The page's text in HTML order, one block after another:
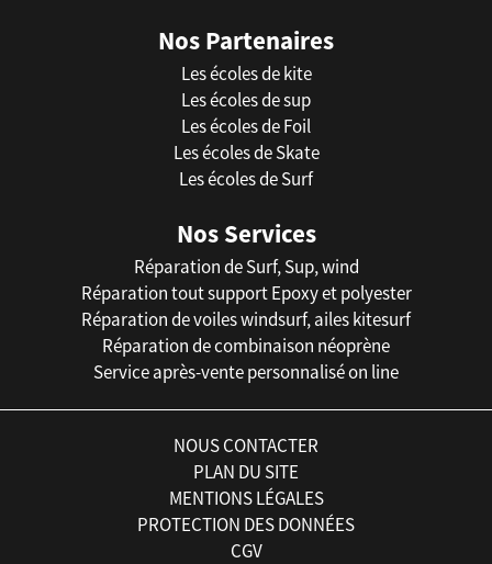
Nos Partenaires
Les écoles de kite
Les écoles de sup
Les écoles de Foil
Les écoles de Skate
Les écoles de Surf
Nos Services
Réparation de Surf, Sup, wind
Réparation tout support Epoxy et polyester
Réparation de voiles windsurf, ailes kitesurf
Réparation de combinaison néoprène
Service après-vente personnalisé on line
NOUS CONTACTER
PLAN DU SITE
MENTIONS LÉGALES
PROTECTION DES DONNÉES
CGV